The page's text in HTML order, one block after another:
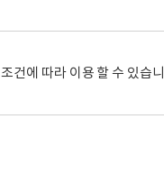
조건에 따라 이용 할 수 있습